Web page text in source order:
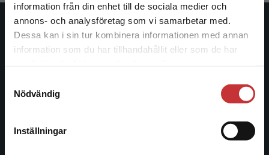
information från din enhet till de sociala medier och
annons- och analysföretag som vi samarbetar med.
Dessa kan i sin tur kombinera informationen med annan
information som du har tillhandahållit eller som de har
Nödvändig
Inställningar
Det verkar som att du besöker
studentlitteratur.se via en enhet utanför Sverige.
Vi erbjuder inte leveranser utanför Sverige. För
att kunna slutföra ett köp måste
Studentlitteratur
facklitteratur, utbildningar och digitala
informationstjänster i utbudet, finns Studentlitteratur med